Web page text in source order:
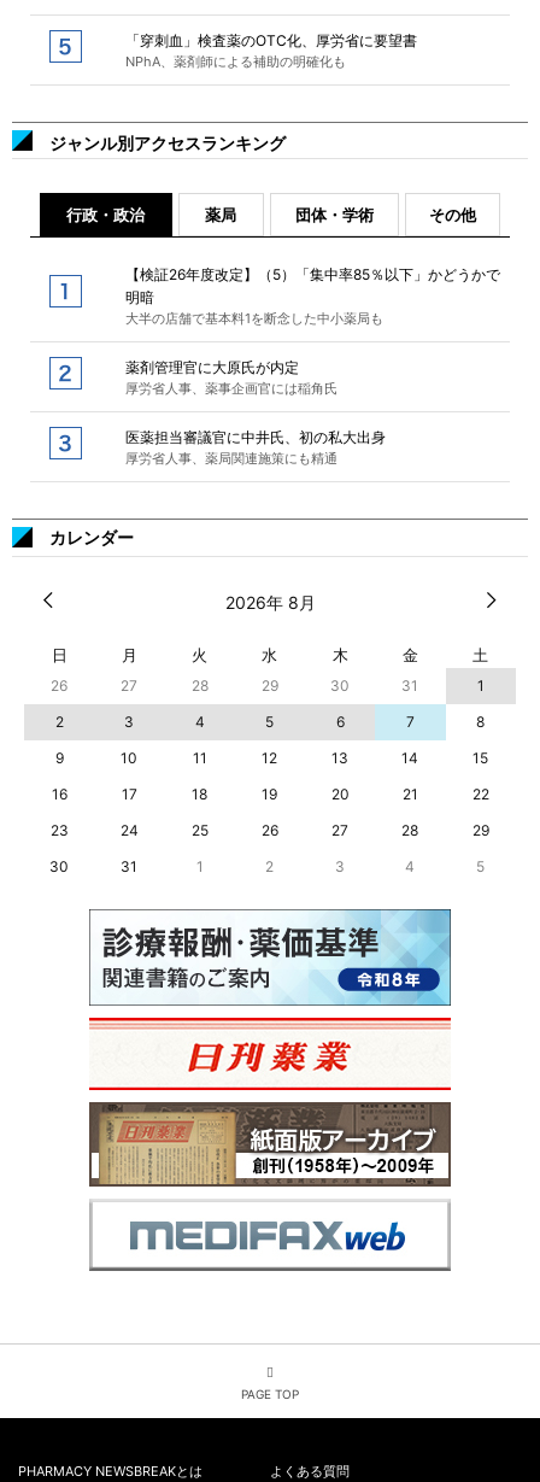
「穿刺血」検査薬のOTC化、厚労省に要望書
NPhA、薬剤師による補助の明確化も
ジャンル別アクセスランキング
行政・政治 薬局 団体・学術 その他
【検証26年度改定】（5）「集中率85％以下」かどうかで
明暗
大半の店舗で基本料1を断念した中小薬局も
薬剤管理官に大原氏が内定
厚労省人事、薬事企画官には稲角氏
医薬担当審議官に中井氏、初の私大出身
厚労省人事、薬局関連施策にも精通
カレンダー
2026年 8月
日 月 火 水 木 金 土
26 27 28 29 30 31
1
2
3 4 5 6 7
8
9
10 11 12 13 14
15
16
17 18 19 20 21
22
23
24 25 26 27 28
29
30
31 1 2 3 4 5
PAGE TOP
PHARMACY NEWSBREAKとは よくある質問